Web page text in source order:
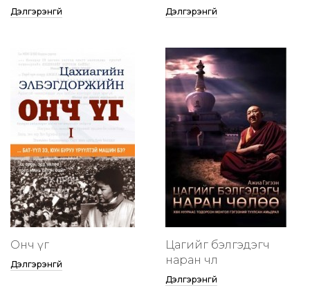
Дэлгэрэнгүй Дэлгэрэнгүй
Онч үг
Дэлгэрэнгүй
Цагийг бэлгэдэгч
наран чөлөө
Дэлгэрэнгүй